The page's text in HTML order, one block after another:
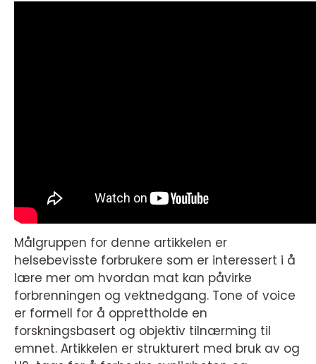
Målgruppen for denne artikkelen er
helsebevisste forbrukere som er interessert i å
lære mer om hvordan mat kan påvirke
forbrenningen og vektnedgang. Tone of voice
er formell for å opprettholde en
forskningsbasert og objektiv tilnærming til
emnet. Artikkelen er strukturert med bruk av og